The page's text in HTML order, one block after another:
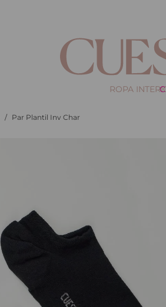
ROPA
Par Plantil Inv Char